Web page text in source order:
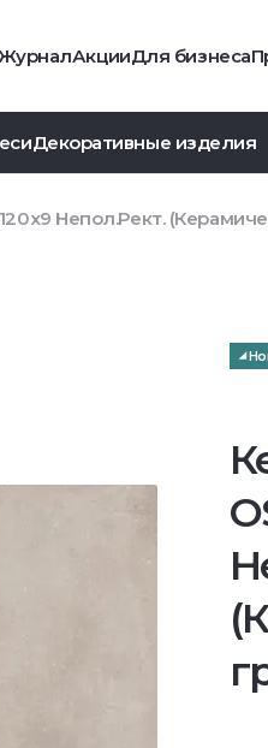
АкцииДля бизнеса
Декоративные изделия
Непол.Рект.